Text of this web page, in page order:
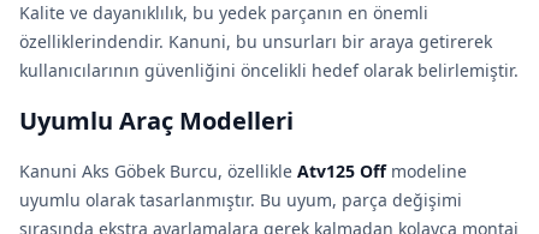
Kalite ve dayanıklılık, bu yedek parçanın en önemli
özelliklerindendir. Kanuni, bu unsurları bir araya getirerek
kullanıcılarının güvenliğini öncelikli hedef olarak belirlemiştir.
Uyumlu Araç Modelleri
Kanuni Aks Göbek Burcu, özellikle Atv125 Offmodeline
uyumlu olarak tasarlanmıştır. Bu uyum, parça değişimi
sırasında ekstra ayarlamalara gerek kalmadan kolayca montaj